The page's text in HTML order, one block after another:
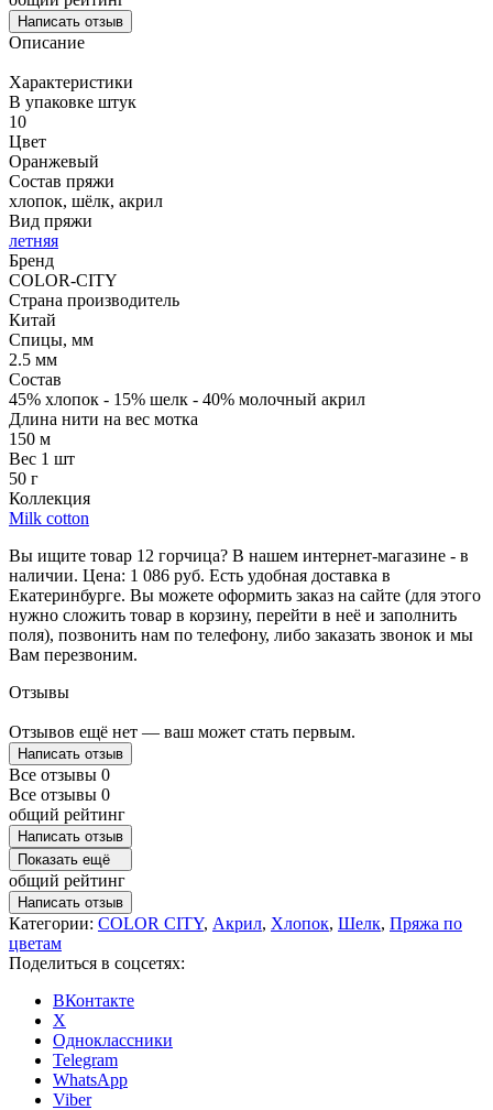
Написать отзыв
Описание
Характеристики
В упаковке штук
10
Цвет
Оранжевый
Состав пряжи
хлопок, шёлк, акрил
Вид пряжи
летняя
Бренд
COLOR-CITY
Страна производитель
Китай
Спицы, мм
2.5 мм
Состав
45% хлопок - 15% шелк - 40% молочный акрил
Длина нити на вес мотка
150 м
Вес 1 шт
50 г
Коллекция
Milk cotton
Вы ищите товар 12 горчица? В нашем интернет-магазине - в
наличии. Цена: 1 086 руб. Есть удобная доставка в
Екатеринбурге. Вы можете оформить заказ на сайте (для этого
нужно сложить товар в корзину, перейти в неё и заполнить
поля), позвонить нам по телефону, либо заказать звонок и мы
Вам перезвоним.
Отзывы
Отзывов ещё нет — ваш может стать первым.
Написать отзыв
Все отзывы 0
Все отзывы 0
общий рейтинг
Написать отзыв
Показать ещё
общий рейтинг
Написать отзыв
Категории: COLOR CITY, Акрил, Хлопок, Шелк, Пряжа по
цветам
Поделиться в соцсетях:
ВКонтакте
X
Одноклассники
Telegram
WhatsApp
Viber